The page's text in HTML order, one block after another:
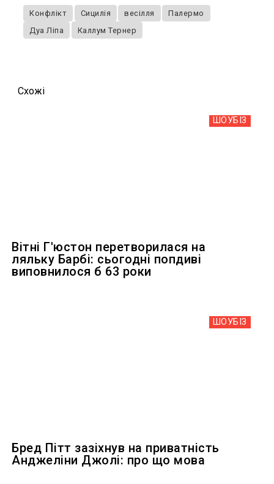
Конфлікт Сицилія весілля
Палермо
Дуа Ліпа
Каллум Тернер
Схожi
ШОУБIЗ
Вітні Г'юстон перетворилася на
ляльку Барбі: сьогодні попдиві
виповнилося б 63 роки
ШОУБIЗ
Бред Пітт зазіхнув на приватність
Анджеліни Джолі: про що мова